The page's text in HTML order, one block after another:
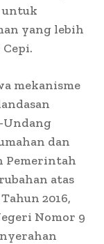
untuk
yang lebih
mekanisme
Undang
dan
Pemerintah
atas
2016,
Nomor 9